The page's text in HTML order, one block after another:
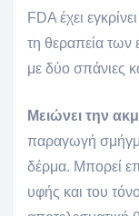
FDA έχει
τη θεραπεία των
με δύο σπάνιες
Μειώνει την
παραγωγή
δέρμα. Μπορεί
υφής και του